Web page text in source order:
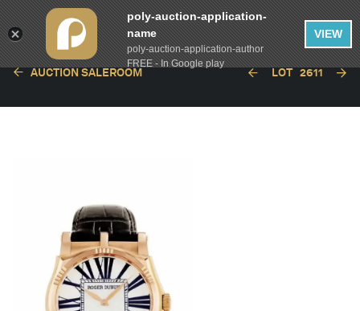
AUCTION SALEROOM LOT 2611
poly-auction-application-
name
poly-auction-application-author
FREE - In Google play
VIEW